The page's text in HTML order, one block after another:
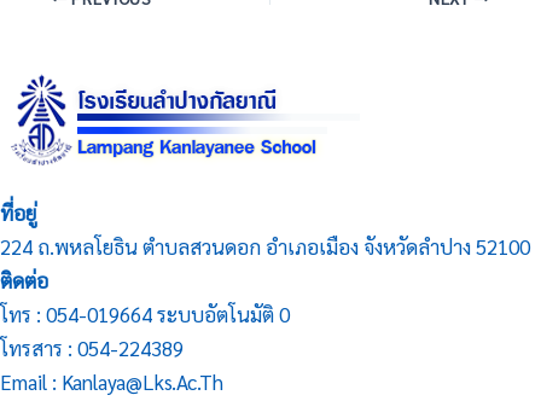
ที่อยู่
224 ถ.พหลโยธิน ตำบลสวนดอก อำเภอเมือง จังหวัดลำปาง 52100
ติดต่อ
โทร : 054-019664 ระบบอัตโนมัติ 0
โทรสาร : 054-224389
Email : Kanlaya@lks.ac.th